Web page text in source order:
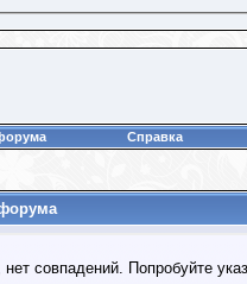
Справка
нет совпадений. Попробуйте